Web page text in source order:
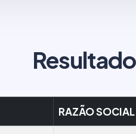
RAZÃO SOCIAL